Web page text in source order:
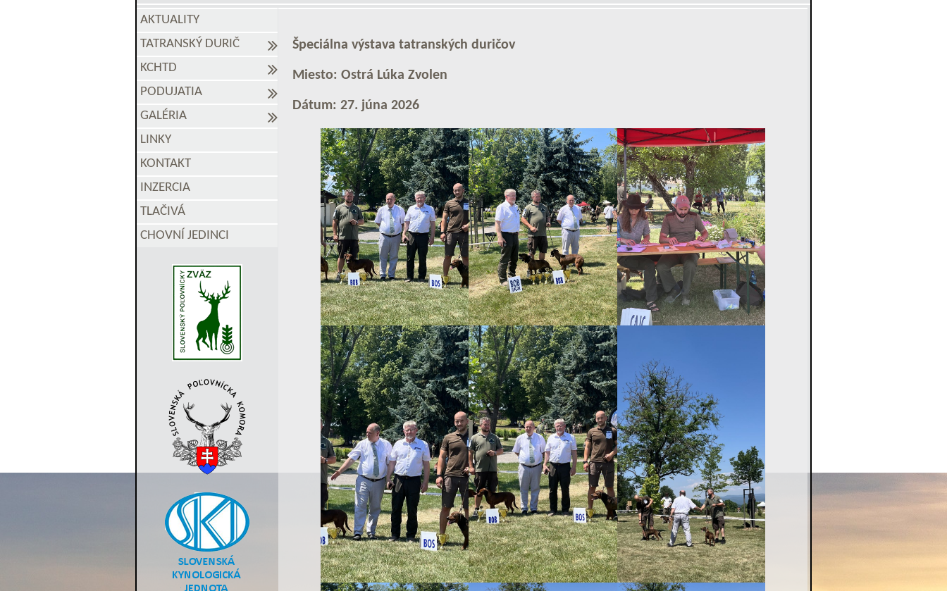
AKTUALITY
TATRANSKÝ DURIČ
KCHTD
PODUJATIA
GALÉRIA
LINKY
KONTAKT
INZERCIA
TLAČIVÁ
CHOVNÍ JEDINCI
Špeciálna výstava tatranských duričov
Miesto: Ostrá Lúka Zvolen
Dátum: 27. júna 2026